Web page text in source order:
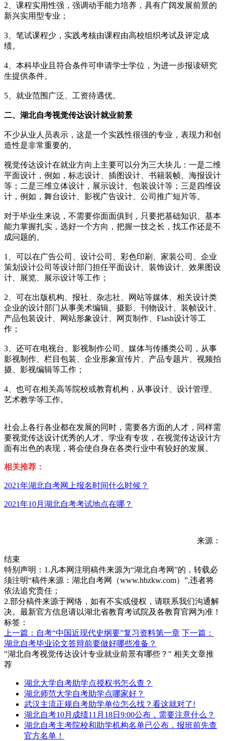
2、课程实用性强，强调动手能力培养，具有广阔发展前景的
新兴实用型专业；
3、笔试课程少，实践考核由课程由高校组织考试及评定成
绩。
4、本科毕业且符合条件可申请学士学位，为进一步报读研究
生提供条件。
5、就业范围广泛、工资待遇优。
二、湖北自考视觉传达设计就业前景
不少从业人员表示，这是一个实践性很强的专业，表现力和创
造性是非常重要的。
视觉传达设计在就业方向上主要可以分为三大块儿：一是二维
平面设计，例如，标志设计、插图设计、书籍装帧、海报设计
等；二是三维立体设计，展示设计、包装设计等；三是四维设
计，例如，舞台设计、影视广告设计、公司推广短片等。
对于毕业生来说，不需要你面面俱到，只要把基础知识、基本
能力掌握扎实，选好一个方向，把握一技之长，找工作还是不
成问题的。
1、可以在广告公司、设计公司、彩色印刷、家装公司、企业
策划设计公司等设计部门担任平面设计、装饰设计、效果图设
计、展览、展示设计等工作；
2、可在出版机构、报社、杂志社、网站等媒体、相关设计类
企业的设计部门从事美术编辑、摄影、刊物设计、装帧设计、
产品包装设计、网站形象设计、网页制作、Flash设计等工
作；
3、还可在电视台、影视制作公司、媒体与传播类公司，从事
影视制作、栏目包装、企业形象宣传片、产品专题片、视频拍
摄、影视编辑等工作；
4、也可在相关高等院校或教育机构，从事设计、设计管理、
艺术教学等工作。
社会上各行各业都在发展的同时，需要各方面的人才，同样需
要视觉传达设计优秀的人才。学业有专攻，在视觉传达设计方
面有出色的表现，将会使自身在各类行业中有较好的发展。
相关推荐：
2021年湖北自考网上报名时间什么时候？
2021年10月湖北自考考试地点在哪？
来源：
结束
特别声明：1.凡本网注明稿件来源为“湖北自考网”的，转载必
须注明“稿件来源：湖北自考网（www.hbzkw.com）”,违者将
依法追究责任；
2.部分稿件来源于网络，如有不实或侵权，请联系我们沟通解
决。最新官方信息请以湖北省教育考试院及各教育官网为准！
标签：
上一篇：自考“中国近现代史纲要”复习资料第一章 下一篇：
湖北自考毕业论文答辩前要做好哪些准备？
"湖北自考视觉传达设计专业就业前景有哪些？" 相关文章推
荐
湖北大学自考助学点授权书怎么查？
湖北师范大学自考助学点哪家好？
武汉主流正规自考助学单位怎么找？看这就对了!
湖北自考10月成绩11月18日9:00公布，需要注意什么？
湖北自考主考院校和助学机构名单已公布，报班前先查
官方名单！